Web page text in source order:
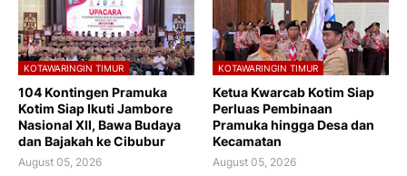
KOTAWARINGIN TIMUR
104 Kontingen Pramuka
Kotim Siap Ikuti Jambore
Nasional XII, Bawa Budaya
dan Bajakah ke Cibubur
August 05, 2026
KOTAWARINGIN TIMUR
Ketua Kwarcab Kotim Siap
Perluas Pembinaan
Pramuka hingga Desa dan
Kecamatan
August 05, 2026